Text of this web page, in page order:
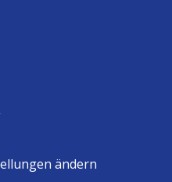
ändern